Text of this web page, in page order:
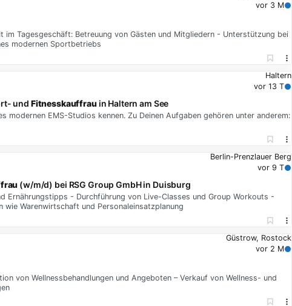
vor 3 M
Tagesgeschäft: Betreuung von Gästen und Mitgliedern - Unterstützung bei
modernen Sportbetriebs
Haltern
vor 13 T
und Fitnesskauffrauin Haltern am See
modernen EMS-Studios kennen. Zu Deinen Aufgaben gehören unter anderem:
Berlin-Prenzlauer Berg
vor 9 T
(w/m/d) bei RSG Group GmbH in Duisburg
- Durchführung von Live-Classes und Group Workouts -
Warenwirtschaft und Personaleinsatzplanung
Güstrow, Rostock
vor 2 M
von Wellnessbehandlungen und Angeboten – Verkauf von Wellness- und